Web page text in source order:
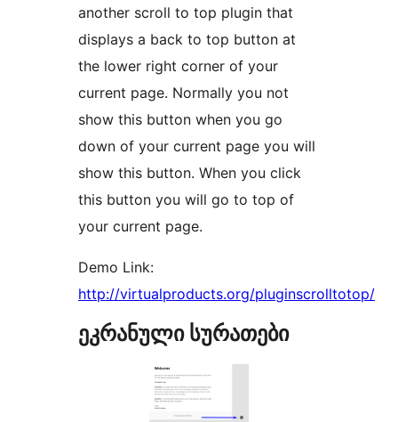
another scroll to top plugin that
displays a back to top button at
the lower right corner of your
current page. Normally you not
show this button when you go
down of your current page you will
show this button. When you click
this button you will go to top of
your current page.
Demo Link:
http://virtualproducts.org/pluginscrolltotop/
ეკრანული სურათები